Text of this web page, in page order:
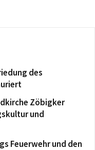
des
Zöbigker
und
Feuerwehr und den